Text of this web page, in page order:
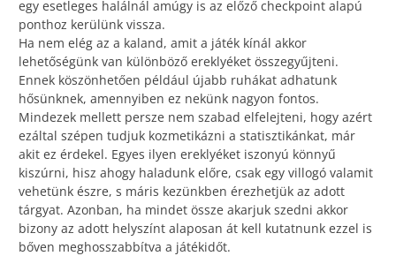
egy esetleges halálnál amúgy is az előző checkpoint alapú
ponthoz kerülünk vissza.
Ha nem elég az a kaland, amit a játék kínál akkor
lehetőségünk van különböző ereklyéket összegyűjteni.
Ennek köszönhetően például újabb ruhákat adhatunk
hősünknek, amennyiben ez nekünk nagyon fontos.
Mindezek mellett persze nem szabad elfelejteni, hogy azért
ezáltal szépen tudjuk kozmetikázni a statisztikánkat, már
akit ez érdekel. Egyes ilyen ereklyéket iszonyú könnyű
kiszúrni, hisz ahogy haladunk előre, csak egy villogó valamit
vehetünk észre, s máris kezünkben érezhetjük az adott
tárgyat. Azonban, ha mindet össze akarjuk szedni akkor
bizony az adott helyszínt alaposan át kell kutatnunk ezzel is
bőven meghosszabbítva a játékidőt.